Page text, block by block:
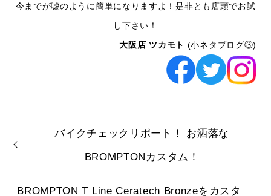
今までが嘘のように簡単になりますよ！是非とも店頭でお試
し下さい！
大阪店 ツカモト (小ネタブログ③)
バイクチェックリポート！ お洒落な
BROMPTONカスタム！
BROMPTON T Line Ceratech Bronzeをカスタ